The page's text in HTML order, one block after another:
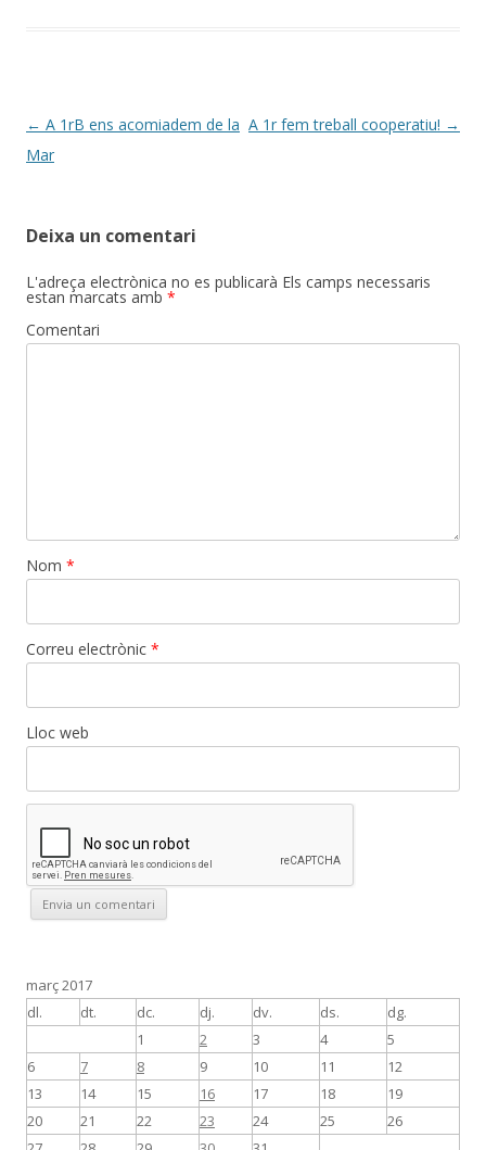
Post
navigation
← A 1rB ens acomiadem de la
Mar
A 1r fem treball cooperatiu! →
Deixa un comentari
L'adreça electrònica no es publicarà Els camps necessaris
estan marcats amb *
Comentari
Nom *
Correu electrònic *
Lloc web
març 2017
dl.
dt. dc. dj. dv. ds.
dg.
1
2 3 4
5
6
7 8 9 10 11
12
13
14 15 16 17 18
19
20
21 22 23 24 25
26